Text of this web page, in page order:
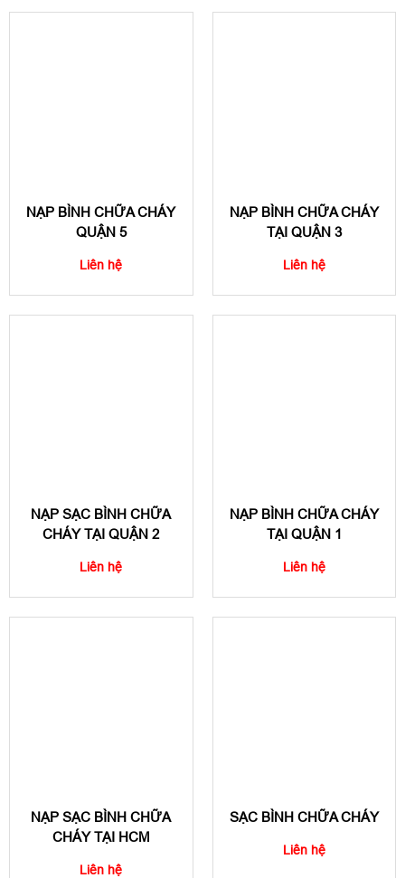
NẠP BÌNH CHỮA CHÁY
QUẬN 5
Liên hệ
NẠP BÌNH CHỮA CHÁY
TẠI QUẬN 3
Liên hệ
NẠP SẠC BÌNH CHỮA
CHÁY TẠI QUẬN 2
Liên hệ
NẠP BÌNH CHỮA CHÁY
TẠI QUẬN 1
Liên hệ
NẠP SẠC BÌNH CHỮA
CHÁY TẠI HCM
Liên hệ
SẠC BÌNH CHỮA CHÁY
Liên hệ